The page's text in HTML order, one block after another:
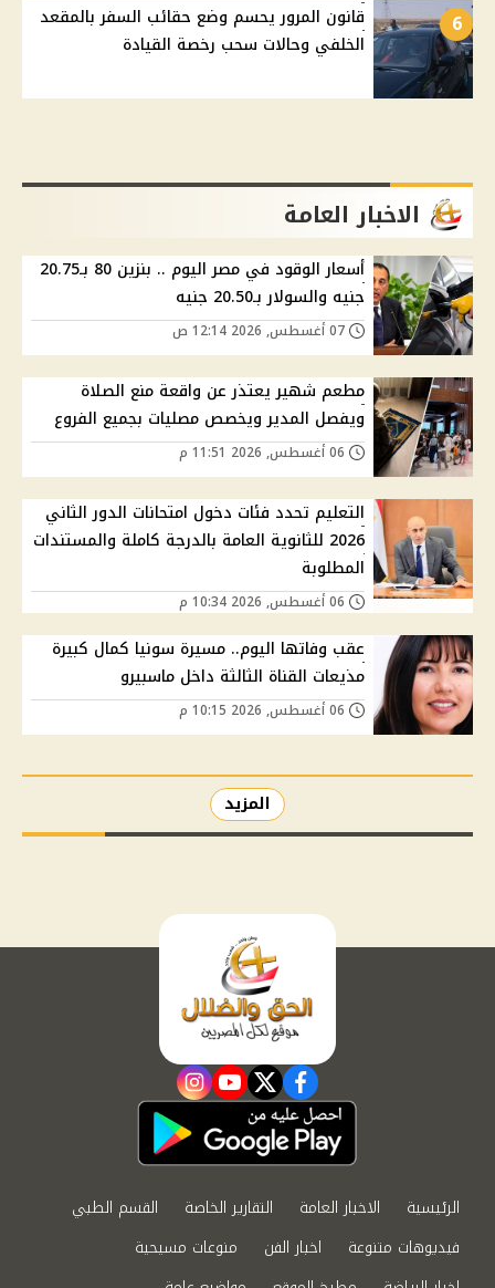
6
قانون المرور يحسم وضع حقائب السفر بالمقعد
الخلفي وحالات سحب رخصة القيادة
الاخبار العامة
أسعار الوقود في مصر اليوم .. بنزين 80 بـ20.75
جنيه والسولار بـ20.50 جنيه
مطعم شهير يعتذر عن واقعة منع الصلاة
ويفصل المدير ويخصص مصليات بجميع الفروع
التعليم تحدد فئات دخول امتحانات الدور الثاني
2026 للثانوية العامة بالدرجة كاملة والمستندات
المطلوبة
عقب وفاتها اليوم.. مسيرة سونيا كمال كبيرة
مذيعات القناة الثالثة داخل ماسبيرو
المزيد
facebook
twitter
youtube
instagram
الرئيسية الاخبار العامة التقارير الخاصة
القسم الطبي
فيديوهات متنوعة
اخبار الفن
منوعات مسيحية